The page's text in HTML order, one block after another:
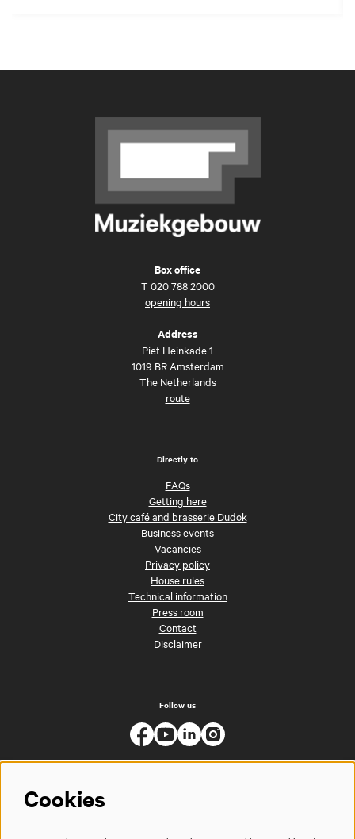
Box office
T 020 788 2000
opening hours
Address
Piet Heinkade 1
1019 BR Amsterdam
The Netherlands
route
Directly to
FAQs
Getting here
City café and brasserie Dudok
Business events
Vacancies
Privacy policy
House rules
Technical information
Press room
Contact
Disclaimer
Follow us
Cookies